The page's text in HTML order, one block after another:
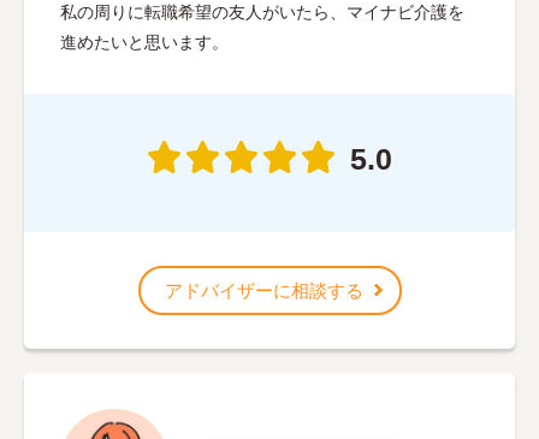
私の周りに転職希望の友人がいたら、マイナビ介護を
進めたいと思います。
5.0
アドバイザーに相談する